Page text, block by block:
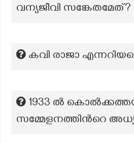
വന്യജീവി സങ്കേതമേത്?
കവി രാജാ
1933 ല്‍
സമ്മേളനത്തിന്‍റെ